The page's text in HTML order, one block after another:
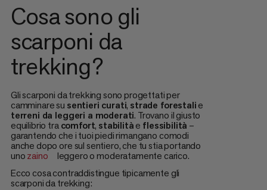
Cosa sono gli
scarponi da
trekking?
Gli scarponi da trekking sono progettati per
camminare su sentieri curati, strade forestalie
terreni da leggeri a moderati. Trovano il giusto
equilibrio tracomfort, stabilitàe flessibilità –
garantendo che i tuoi piedi rimangano comodi
anche dopo ore sul sentiero, che tu stia portando
unozaino
leggero o moderatamente carico.
Ecco cosa contraddistingue tipicamente gli
scarponi da trekking: